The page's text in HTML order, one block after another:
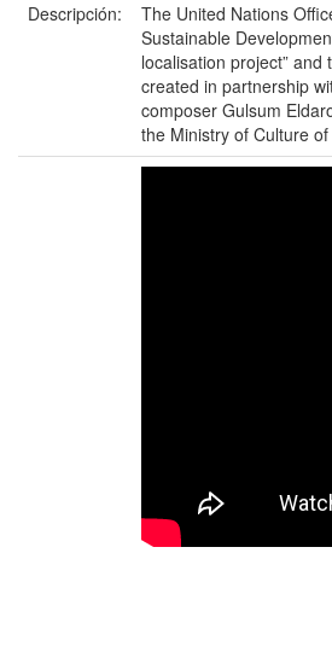
Descripción:
The United Nations
Sustainable
localisation project”
created in partnership
composer Gulsum
the Ministry of Culture